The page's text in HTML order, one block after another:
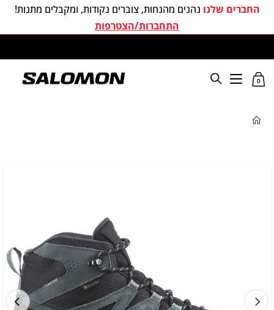
החברים שלנו נהנים מהנחות, צוברים נקודות, ומקבלים מתנות!
התחברות/הצטרפות
0